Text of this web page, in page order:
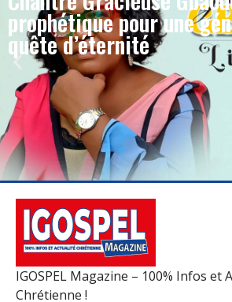
prophétique pour une
quête d’éternité
IGOSPEL Magazine – 100% Infos et
Chrétienne !